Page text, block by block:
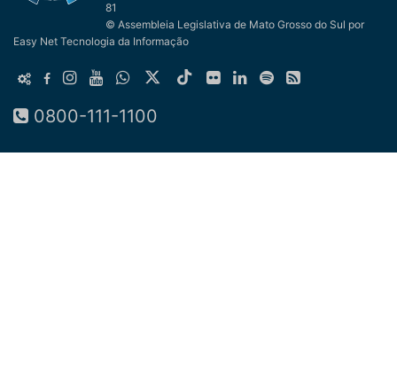
81
© Assembleia Legislativa de Mato Grosso do Sul por
Easy Net Tecnologia da Informação
0800-111-1100